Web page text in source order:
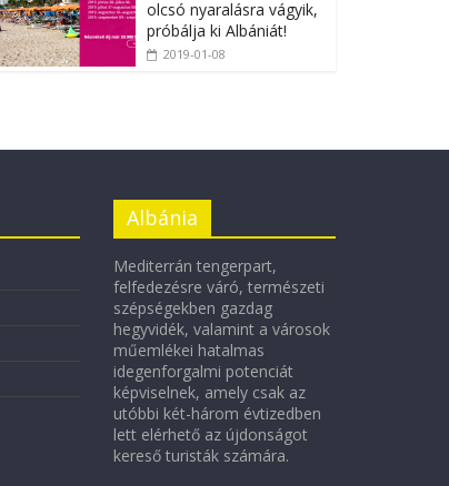
olcsó nyaralásra vágyik,
próbálja ki Albániát!
2019-01-08
Albánia
Mediterrán tengerpart,
felfedezésre váró, természeti
szépségekben gazdag
hegyvidék, valamint a városok
műemlékei hatalmas
idegenforgalmi potenciát
képviselnek, amely csak az
utóbbi két-három évtizedben
lett elérhető az újdonságot
kereső turisták számára.